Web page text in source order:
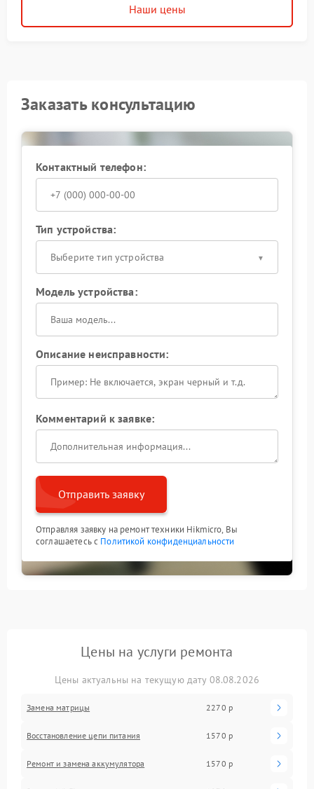
Наши цены
Заказать консультацию
Контактный телефон:
Тип устройства:
Выберите тип устройства
Модель устройства:
Описание неисправности:
Комментарий к заявке:
Отправить заявку
Отправляя заявку на ремонт техники Hikmicro, Вы
соглашаетесь с Политикой конфиденциальности
Цены на услуги ремонта
Цены актуальны на текущую дату 08.08.2026
Замена матрицы 2270 р
Восстановление цепи питания 1570 р
Ремонт и замена аккумулятора 1570 р